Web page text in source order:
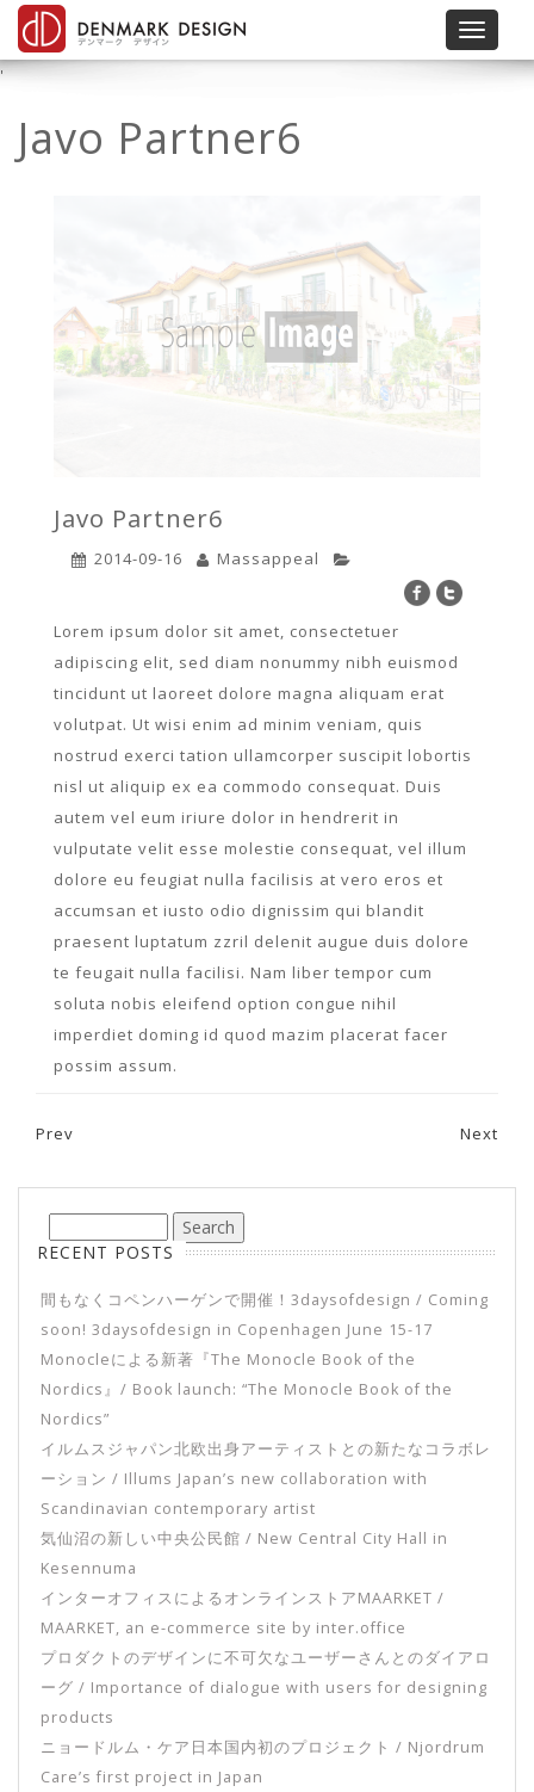
Toggle
'
Javo Partner6
Javo Partner6
2014-09-16 Massappeal
Lorem ipsum dolor sit amet, consectetuer
adipiscing elit, sed diam nonummy nibh euismod
tincidunt ut laoreet dolore magna aliquam erat
volutpat. Ut wisi enim ad minim veniam, quis
nostrud exerci tation ullamcorper suscipit lobortis
nisl ut aliquip ex ea commodo consequat. Duis
autem vel eum iriure dolor in hendrerit in
vulputate velit esse molestie consequat, vel illum
dolore eu feugiat nulla facilisis at vero eros et
accumsan et iusto odio dignissim qui blandit
praesent luptatum zzril delenit augue duis dolore
te feugait nulla facilisi. Nam liber tempor cum
soluta nobis eleifend option congue nihil
imperdiet doming id quod mazim placerat facer
possim assum.
Prev Next
RECENT POSTS
間もなくコペンハーゲンで開催！3daysofdesign / Coming
soon! 3daysofdesign in Copenhagen June 15-17
Monocleによる新著『The Monocle Book of the
Nordics』/ Book launch: “The Monocle Book of the
Nordics”
イルムスジャパン北欧出身アーティストとの新たなコラボレ
ーション / Illums Japan’s new collaboration with
Scandinavian contemporary artist
気仙沼の新しい中央公民館 / New Central City Hall in
Kesennuma
インターオフィスによるオンラインストアMAARKET /
MAARKET, an e-commerce site by inter.office
プロダクトのデザインに不可欠なユーザーさんとのダイアロ
ーグ / Importance of dialogue with users for designing
products
ニョードルム・ケア日本国内初のプロジェクト / Njordrum
Care’s first project in Japan